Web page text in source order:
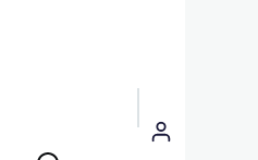
Menu
uživatelského